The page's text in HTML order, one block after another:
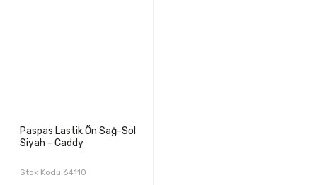
Paspas Lastik Ön Sağ-Sol
Siyah - Caddy
Stok Kodu:64110